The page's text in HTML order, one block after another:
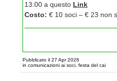
13:00 a questo Link
Costo: € 10 soci – € 23 non
Pubblicato il 27 Apr 2026
in comunicazioni ai soci, festa del cai